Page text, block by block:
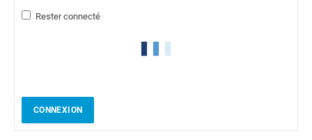
Rester connecté
CONNEXION